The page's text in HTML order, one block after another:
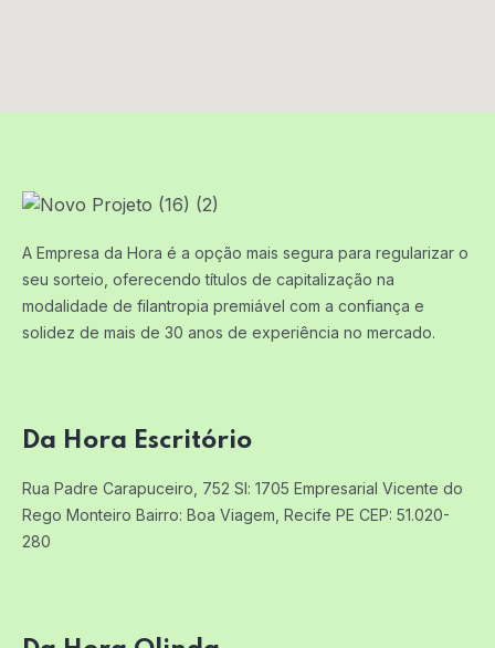
A Empresa da Hora é a opção mais segura para regularizar o
seu sorteio, oferecendo títulos de capitalização na
modalidade de filantropia premiável com a confiança e
solidez de mais de 30 anos de experiência no mercado.
Da Hora Escritório
Rua Padre Carapuceiro, 752 Sl: 1705 Empresarial Vicente do
Rego Monteiro Bairro: Boa Viagem, Recife PE CEP: 51.020-
280